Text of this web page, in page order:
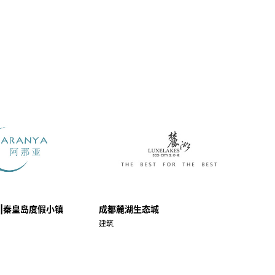
皇岛度假小镇 成都麓湖生态城
建筑